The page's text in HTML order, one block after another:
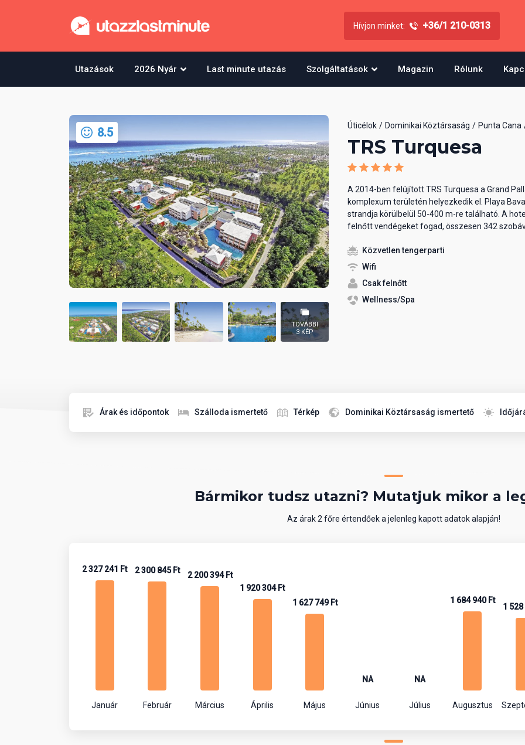
Hívjon minket: +36/1 210-0313
Utazások 2026 Nyár Last minute utazás Szolgáltatások Magazin Rólunk
8.5
TOVÁBBI
3 KÉP
Úticélok Dominikai Köztársaság Punta Cana
TRS Turquesa
A 2014-ben felújított TRS Turquesa a Grand
komplexum területén helyezkedik el. Playa
strandja körülbelül 50-400 m-re található. A
felnőtt vendégeket fogad, összesen 342
Közvetlen tengerparti
Wifi
Csak felnőtt
Wellness/Spa
Árak és időpontok Szálloda ismertető Térkép Dominikai Köztársaság ismertető
Bármikor tudsz utazni? Mutatjuk mikor a
Az árak 2 főre értendőek a jelenleg kapott adatok alapján!
2 327 241 Ft
Január
2 300 845 Ft
Február
2 200 394 Ft
Március
1 920 304 Ft
Április
1 627 749 Ft
Május
NA
Június
NA
Július
1 684 940 Ft
Augusztus
1 528